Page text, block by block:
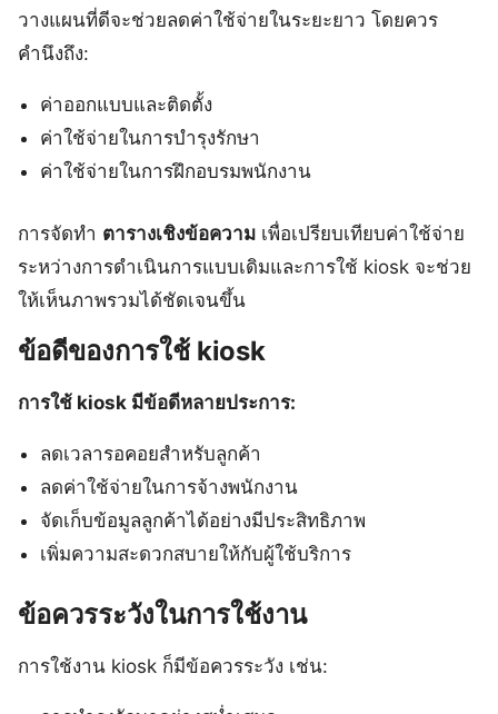
วางแผนที่ดีจะช่วยลดค่าใช้จ่ายในระยะยาว โดยควร
คำนึงถึง:
ค่าออกแบบและติดตั้ง
ค่าใช้จ่ายในการบำรุงรักษา
ค่าใช้จ่ายในการฝึกอบรมพนักงาน
การจัดทำ ตารางเชิงข้อความ เพื่อเปรียบเทียบค่าใช้จ่าย
ระหว่างการดำเนินการแบบเดิมและการใช้ kiosk จะช่วย
ให้เห็นภาพรวมได้ชัดเจนขึ้น
ข้อดีของการใช้ kiosk
การใช้ kiosk มีข้อดีหลายประการ:
ลดเวลารอคอยสำหรับลูกค้า
ลดค่าใช้จ่ายในการจ้างพนักงาน
จัดเก็บข้อมูลลูกค้าได้อย่างมีประสิทธิภาพ
เพิ่มความสะดวกสบายให้กับผู้ใช้บริการ
ข้อควรระวังในการใช้งาน
การใช้งาน kiosk ก็มีข้อควรระวัง เช่น: